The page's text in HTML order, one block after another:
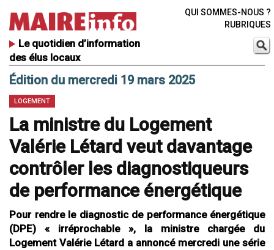
Le quotidien d’information
des élus locaux
QUI SOMMES-NOUS ?
RUBRIQUES
Édition du mercredi 19 mars 2025
LOGEMENT
La ministre du Logement
Valérie Létard veut davantage
contrôler les diagnostiqueurs
de performance énergétique
Pour rendre le diagnostic de performance énergétique
(DPE) « irréprochable », la ministre chargée du
Logement Valérie Létard a annoncé mercredi une série